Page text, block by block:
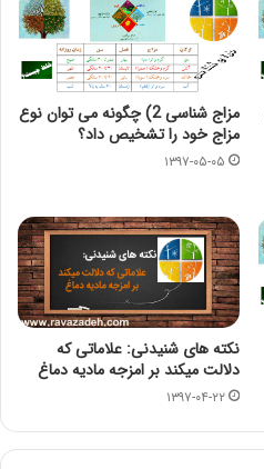
مزاج شناسی 2) چگونه می توان نوع
مزاج خود را تشخیص داد؟
۱۳۹۷-۰۵-۰۵
نکته های شنیدنی: علاماتی که
دلالت میکند بر امزجه مادیه دماغ
۱۳۹۷-۰۴-۲۲